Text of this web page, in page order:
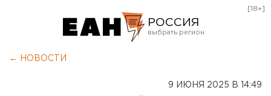
РОССИЯ
[18+]
← НОВОСТИ
9 ИЮНЯ 2025 В 14:49